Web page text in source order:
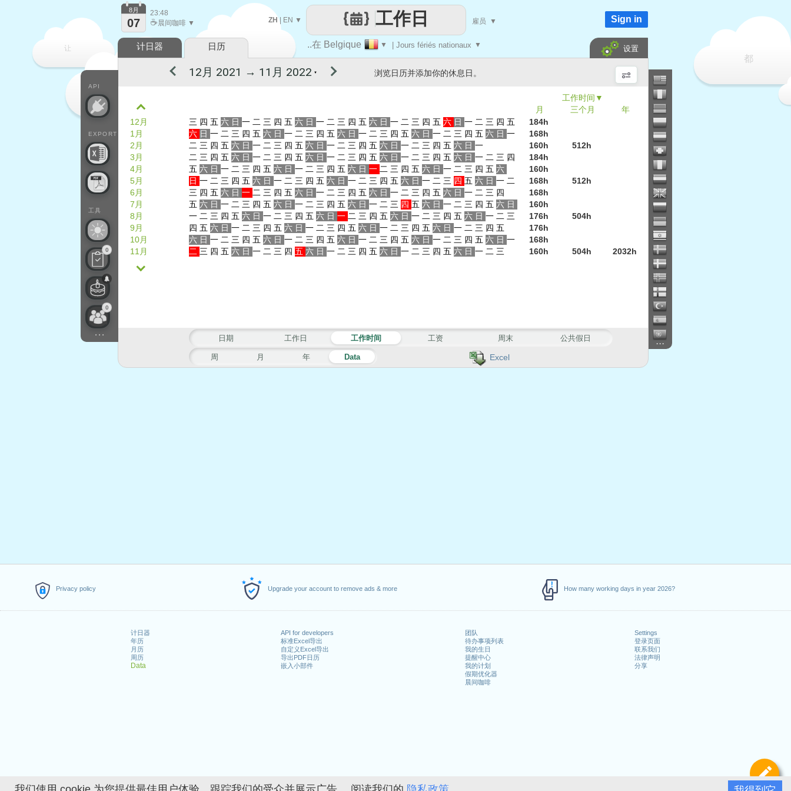
Privacy policy Upgrade your account to remove ads & more How many working days in year 2026?
计日器
年历
月历
周历
Data
API for developers
标准Excel导出
自定义Excel导出
导出PDF日历
嵌入小部件
团队
待办事项列表
我的生日
提醒中心
我的计划
假期优化器
晨间咖啡
Settings
登录页面
联系我们
法律声明
分享
定
让
都
..在 Belgique ▼ | Jours fériés nationaux ▼
工作日
ZH | EN ▼ 雇员 ▼
API
EXPORT
工具
0
0
...
8月
07
23:48
☕晨间咖啡 ▼ Sign in
计日器 日历 设置
...
Excel
▼
月
三个月 年
▼ 浏览日历并添加你的休息日。
12月 三 四 五 六 日 一 二 三 四 五 六 日 一 二 三 四 五 六 日 一 二 三 四 五 六 日 一 二 三 四 五
184h
1月
六 日 一 二 三 四 五 六 日 一 二 三 四 五 六 日 一 二 三 四 五 六 日 一 二 三 四 五 六 日 一
168h
2月
二 三 四 五 六 日 一 二 三 四 五 六 日 一 二 三 四 五 六 日 一 二 三 四 五 六 日 一 160h
512h
3月
二 三 四 五 六 日 一 二 三 四 五 六 日 一 二 三 四 五 六 日 一 二 三 四 五 六 日 一 二 三 四
184h
4月
五 六 日 一 二 三 四 五 六 日 一 二 三 四 五 六 日 一 二 三 四 五 六 日 一 二 三 四 五 六
160h
5月
日 一 二 三 四 五 六 日 一 二 三 四 五 六 日 一 二 三 四 五 六 日 一 二 三 四 五 六 日 一 二 168h
512h
6月
三 四 五 六 日 一 二 三 四 五 六 日 一 二 三 四 五 六 日 一 二 三 四 五 六 日 一 二 三 四
168h
7月
五 六 日 一 二 三 四 五 六 日 一 二 三 四 五 六 日 一 二 三 四 五 六 日 一 二 三 四 五 六 日
160h
8月
一 二 三 四 五 六 日 一 二 三 四 五 六 日 一 二 三 四 五 六 日 一 二 三 四 五 六 日 一 二 三 176h
504h
9月
四 五 六 日 一 二 三 四 五 六 日 一 二 三 四 五 六 日 一 二 三 四 五 六 日 一 二 三 四 五
176h
10月
六 日 一 二 三 四 五 六 日 一 二 三 四 五 六 日 一 二 三 四 五 六 日 一 二 三 四 五 六 日 一
168h
11月
二 三 四 五 六 日 一 二 三 四 五 六 日 一 二 三 四 五 六 日 一 二 三 四 五 六 日 一 二 三 160h 504h 2032h
周 月 年 Data
日期 工作日 工作时间 工资 周末 公共假日